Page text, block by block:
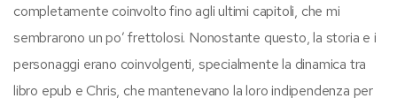
completamente coinvolto fino agli ultimi capitoli, che mi
sembrarono un po’ frettolosi. Nonostante questo, la storia e i
personaggi erano coinvolgenti, specialmente la dinamica tra
libro epub e Chris, che mantenevano la loro indipendenza per